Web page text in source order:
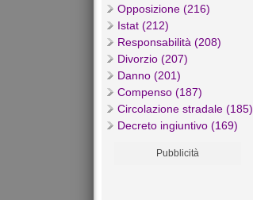
Opposizione (216)
Istat (212)
Responsabilità (208)
Divorzio (207)
Danno (201)
Compenso (187)
Circolazione stradale (185)
Decreto ingiuntivo (169)
Pubblicità